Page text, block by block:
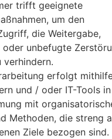
90MB
microSD, zu 16
Slot)
und Daten
1 Mini-SIM
-
-
-
-
trifft geeignete
um den
die Weitergabe,
oder unbefugte
verhindern.
erfolgt
und / oder IT-Tools in
mit
Methoden, die streng
Ziele bezogen sind.